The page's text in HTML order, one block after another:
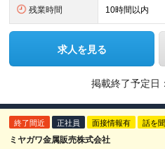
残業時間 10時間以内
求人を見る
掲載終了予定日
終了間近 正社員 面接情報有 話を
ミヤガワ金属販売株式会社